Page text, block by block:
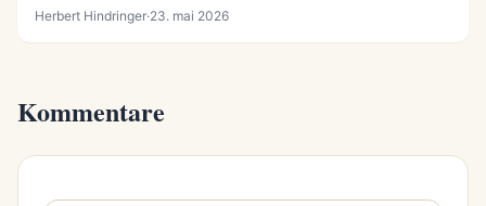
Herbert Hindringer·23. mai 2026
Kommentare